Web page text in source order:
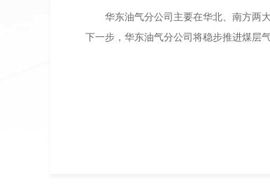
华东油气分公司主要在华北、南方两
下一步，华东油气分公司将稳步推进煤层